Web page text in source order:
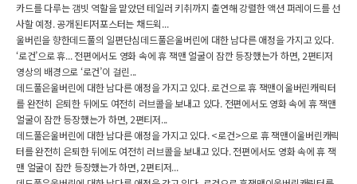
카드를 다루는 갬빗 역할을 맡았던 테일러 키취까지 출연해 강렬한 액션 퍼레이드를 선
사할 예정. 공개된티저포스터는 채드윅...
울버린을 향한데드풀의 일편단심데드풀은울버린에 대한 남다른 애정을 가지고 있다.
‘로건’으로 휴... 전편에서도 영화 속에 휴 잭맨 얼굴이 잠깐 등장했는가 하면, 2편티저
영상의 배경으로 ‘로건’이 걸린...
데드풀은울버린에 대한 남다른 애정을 가지고 있다. 로건으로 휴 잭맨이울버린캐릭터
를 완전히 은퇴한 뒤에도 여전히 러브콜을 보내고 있다. 전편에서도 영화 속에 휴 잭맨
얼굴이 잠깐 등장했는가 하면, 2편티저...
데드풀은울버린에 대한 남다른 애정을 가지고 있다. <로건>으로 휴 잭맨이울버린캐릭
터를 완전히 은퇴한 뒤에도 여전히 러브콜을 보내고 있다. 전편에서도 영화 속에 휴 잭
맨 얼굴이 잠깐 등장했는가 하면, 2편티저...